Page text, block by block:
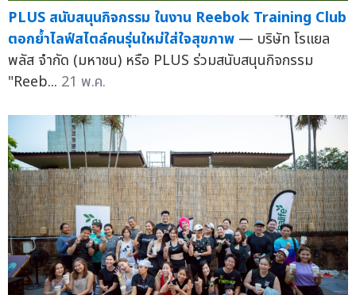
PLUS สนับสนุนกิจกรรม ในงาน Reebok Training Club
ตอกย้ำไลฟ์สไตล์คนรุ่นใหม่ใส่ใจสุขภาพ — บริษัท โรแยล
พลัส จำกัด (มหาชน) หรือ PLUS ร่วมสนับสนุนกิจกรรม
"Reeb... 21 พ.ค.